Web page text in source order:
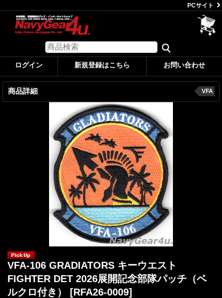
PCサイト
ログイン 新規登録はこちら お問い合わせ
商品詳細 VFA
VFA-106 GRADIATORS キーウエスト
FIGHTER DET 2026展開記念部隊パッチ（ベ
ルクロ付き） [RFA26-0009]